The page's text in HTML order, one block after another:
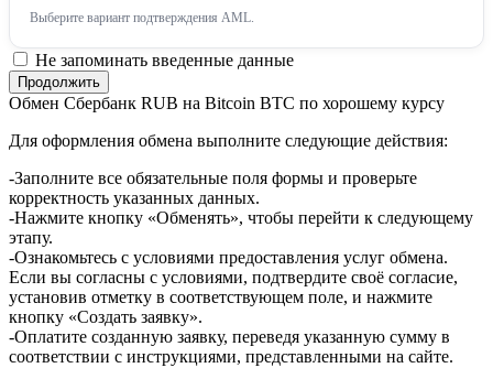
Выберите вариант подтверждения AML.
Не запоминать введенные данные
Обмен Сбербанк RUB на Bitcoin BTC по хорошему курсу
Для оформления обмена выполните следующие действия:
-Заполните все обязательные поля формы и проверьте
корректность указанных данных.
-Нажмите кнопку «Обменять», чтобы перейти к следующему
этапу.
-Ознакомьтесь с условиями предоставления услуг обмена.
Если вы согласны с условиями, подтвердите своё согласие,
установив отметку в соответствующем поле, и нажмите
кнопку «Создать заявку».
-Оплатите созданную заявку, переведя указанную сумму в
соответствии с инструкциями, представленными на сайте.